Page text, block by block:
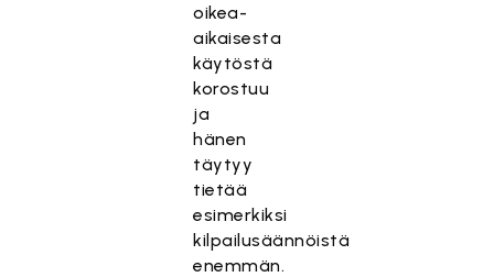
oikea-
aikaisesta
käytöstä
korostuu
ja
hänen
täytyy
tietää
esimerkiksi
kilpailusäännöistä
enemmän.